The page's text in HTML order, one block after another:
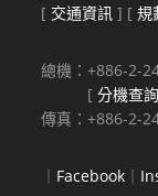
[ 交通資訊 ] [規
總機：+886-2-
[分機查詢
傳真：+886-2-
｜ Facebook ｜